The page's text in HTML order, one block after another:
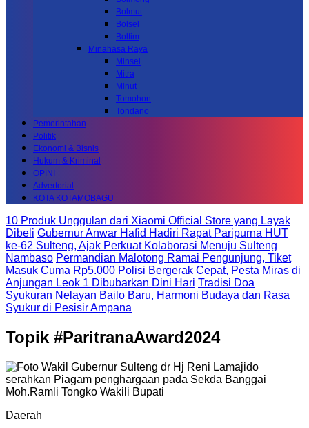
Bolmut
Bolsel
Boltim
Minahasa Raya
Minsel
Mitra
Minut
Tomohon
Tondano
Pemerintahan
Politik
Ekonomi & Bisnis
Hukum & Kriminal
OPINI
Advertorial
KOTA KOTAMOBAGU
10 Produk Unggulan dari Xiaomi Official Store yang Layak
Dibeli Gubernur Anwar Hafid Hadiri Rapat Paripurna HUT
ke-62 Sulteng, Ajak Perkuat Kolaborasi Menuju Sulteng
Nambaso Permandian Malotong Ramai Pengunjung, Tiket
Masuk Cuma Rp5.000 Polisi Bergerak Cepat, Pesta Miras di
Anjungan Leok 1 Dibubarkan Dini Hari Tradisi Doa
Syukuran Nelayan Bailo Baru, Harmoni Budaya dan Rasa
Syukur di Pesisir Ampana
Topik #ParitranaAward2024
Daerah